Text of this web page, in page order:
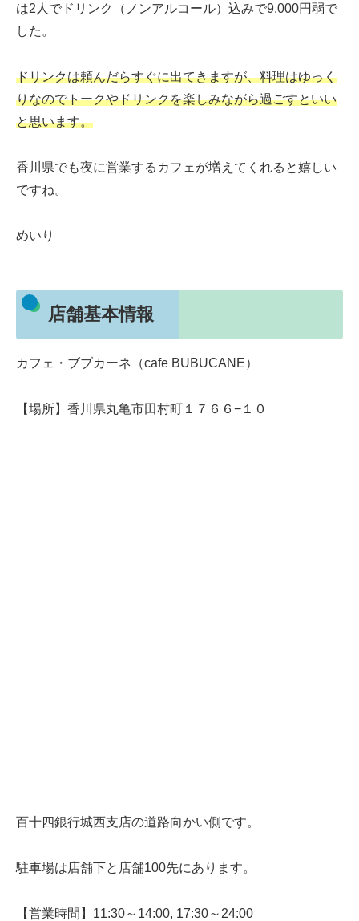
は2人でドリンク（ノンアルコール）込みで9,000円弱で
した。
ドリンクは頼んだらすぐに出てきますが、料理はゆっく
りなのでトークやドリンクを楽しみながら過ごすといい
と思います。
香川県でも夜に営業するカフェが増えてくれると嬉しい
ですね。
めいり
店舗基本情報
カフェ・ブブカーネ（cafe BUBUCANE）
【場所】香川県丸亀市田村町１７６６−１０
百十四銀行城西支店の道路向かい側です。
駐車場は店舗下と店舗100先にあります。
【営業時間】11:30～14:00, 17:30～24:00